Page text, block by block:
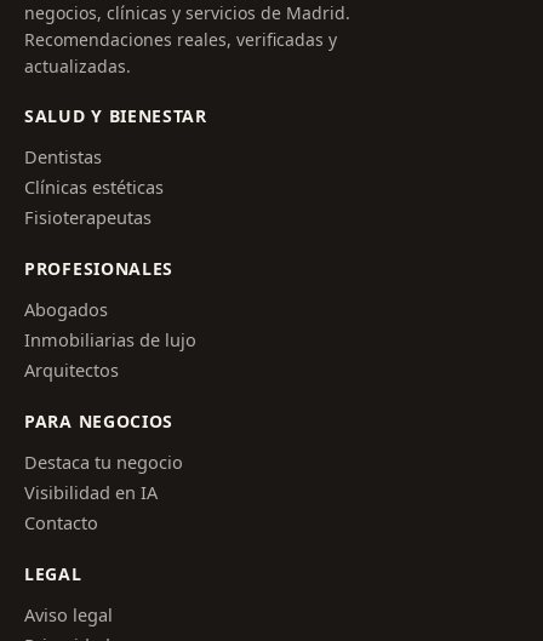
negocios, clínicas y servicios de Madrid.
Recomendaciones reales, verificadas y
actualizadas.
SALUD Y BIENESTAR
Dentistas
Clínicas estéticas
Fisioterapeutas
PROFESIONALES
Abogados
Inmobiliarias de lujo
Arquitectos
PARA NEGOCIOS
Destaca tu negocio
Visibilidad en IA
Contacto
LEGAL
Aviso legal